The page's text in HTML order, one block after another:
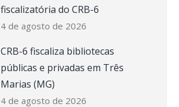
fiscalizatória do CRB-6
4 de agosto de 2026
CRB-6 fiscaliza bibliotecas
públicas e privadas em Três
Marias (MG)
4 de agosto de 2026